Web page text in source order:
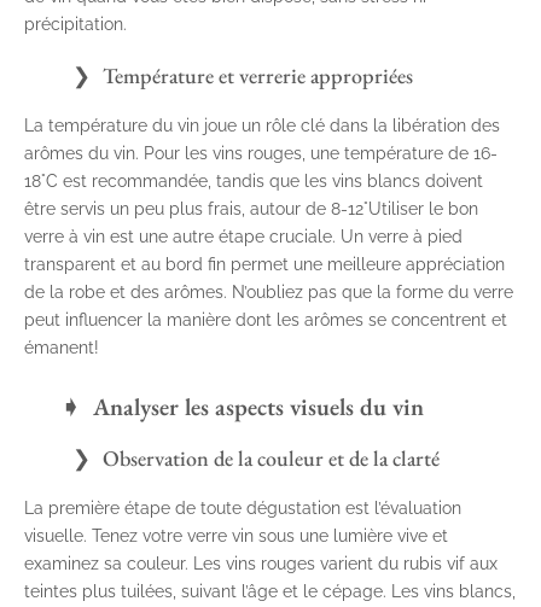
précipitation.
Température et verrerie appropriées
La température du vin joue un rôle clé dans la libération des
arômes du vin. Pour les vins rouges, une température de 16-
18°C est recommandée, tandis que les vins blancs doivent
être servis un peu plus frais, autour de 8-12°Utiliser le bon
verre à vin est une autre étape cruciale. Un verre à pied
transparent et au bord fin permet une meilleure appréciation
de la robe et des arômes. N’oubliez pas que la forme du verre
peut influencer la manière dont les arômes se concentrent et
émanent!
Analyser les aspects visuels du vin
Observation de la couleur et de la clarté
La première étape de toute dégustation est l’évaluation
visuelle. Tenez votre verre vin sous une lumière vive et
examinez sa couleur. Les vins rouges varient du rubis vif aux
teintes plus tuilées, suivant l’âge et le cépage. Les vins blancs,